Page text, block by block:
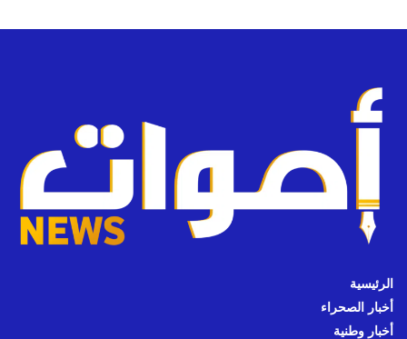
الرئيسية
أخبار الصحراء
أخبار وطنية